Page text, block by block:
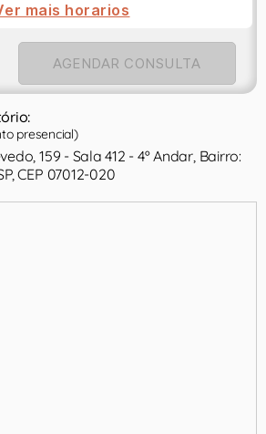
mais horarios
AGENDAR CONSULTA
presencial)
159 - Sala 412 - 4º Andar, Bairro:
CEP 07012-020